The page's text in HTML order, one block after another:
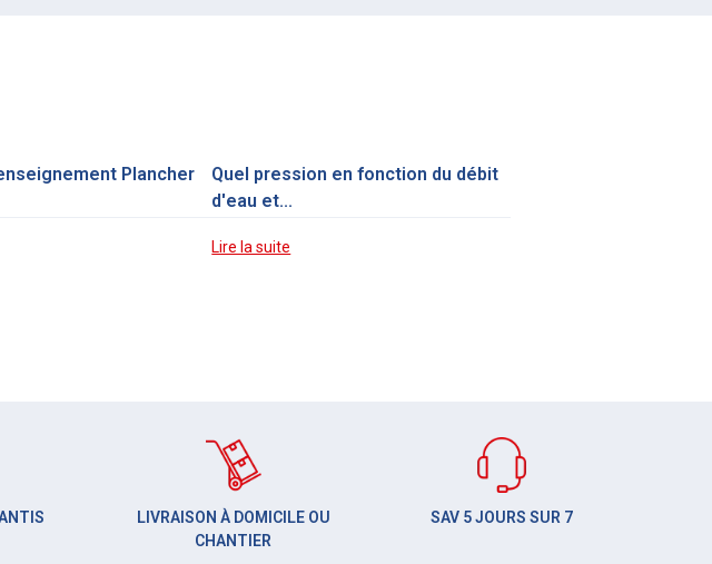
Plancher
Quel pression en fonction du débit
d'eau et...
Lire la suite
LIVRAISON À DOMICILE OU
CHANTIER
SAV 5 JOURS SUR 7